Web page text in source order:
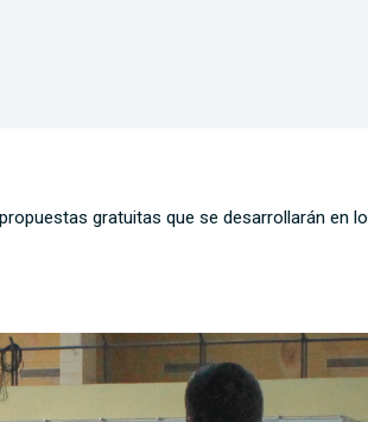
gratuitas que se desarrollarán en